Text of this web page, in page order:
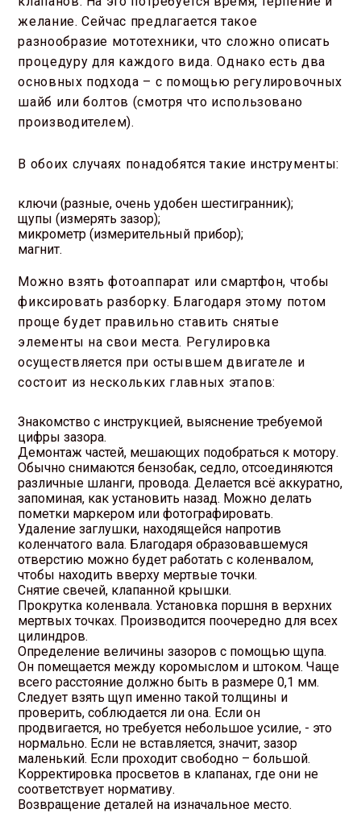
желание. Сейчас предлагается такое
разнообразие мототехники, что сложно описать
процедуру для каждого вида. Однако есть два
основных подхода – с помощью регулировочных
шайб или болтов (смотря что использовано
производителем).
В обоих случаях понадобятся такие инструменты:
ключи (разные, очень удобен шестигранник);
щупы (измерять зазор);
микрометр (измерительный прибор);
магнит.
Можно взять фотоаппарат или смартфон, чтобы
фиксировать разборку. Благодаря этому потом
проще будет правильно ставить снятые
элементы на свои места. Регулировка
осуществляется при остывшем двигателе и
состоит из нескольких главных этапов:
Знакомство с инструкцией, выяснение требуемой
цифры зазора.
Демонтаж частей, мешающих подобраться к мотору.
Обычно снимаются бензобак, седло, отсоединяются
различные шланги, провода. Делается всё аккуратно,
запоминая, как установить назад. Можно делать
пометки маркером или фотографировать.
Удаление заглушки, находящейся напротив
коленчатого вала. Благодаря образовавшемуся
отверстию можно будет работать с коленвалом,
чтобы находить вверху мертвые точки.
Снятие свечей, клапанной крышки.
Прокрутка коленвала. Установка поршня в верхних
мертвых точках. Производится поочередно для всех
цилиндров.
Определение величины зазоров с помощью щупа.
Он помещается между коромыслом и штоком. Чаще
всего расстояние должно быть в размере 0,1 мм.
Следует взять щуп именно такой толщины и
проверить, соблюдается ли она. Если он
продвигается, но требуется небольшое усилие, - это
нормально. Если не вставляется, значит, зазор
маленький. Если проходит свободно – большой.
Корректировка просветов в клапанах, где они не
соответствует нормативу.
Возвращение деталей на изначальное место.